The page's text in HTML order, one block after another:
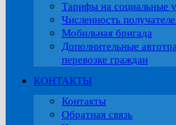
Тарифы на социальные
Численность
Мобильная бригада
Дополнительные
перевозке граждан
КОНТАКТЫ
Контакты
Обратная связь